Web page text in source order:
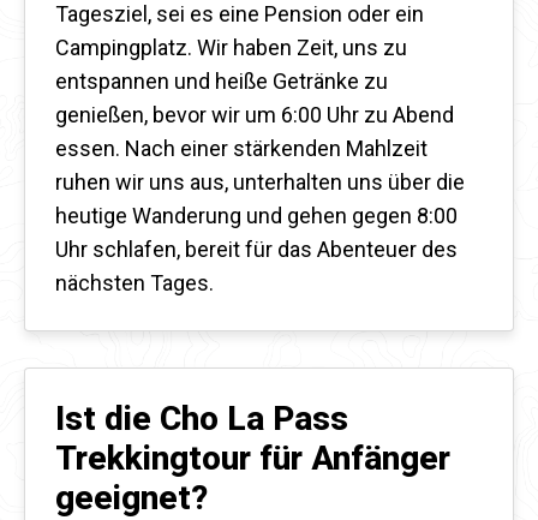
Tagesziel, sei es eine Pension oder ein
Campingplatz. Wir haben Zeit, uns zu
entspannen und heiße Getränke zu
genießen, bevor wir um 6:00 Uhr zu Abend
essen. Nach einer stärkenden Mahlzeit
ruhen wir uns aus, unterhalten uns über die
heutige Wanderung und gehen gegen 8:00
Uhr schlafen, bereit für das Abenteuer des
nächsten Tages.
Ist die Cho La Pass
Trekkingtour für Anfänger
geeignet?